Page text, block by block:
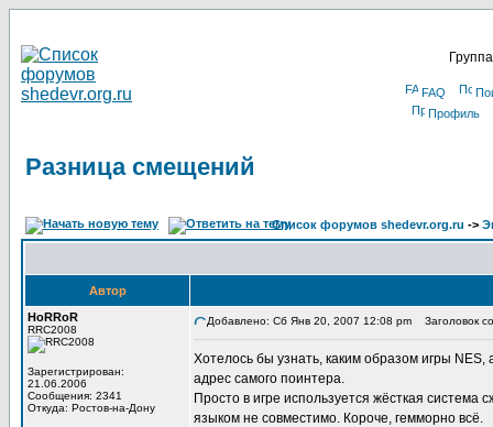
FAQ
Профиль
Разница смещений
Список форумов shedevr.org.ru ->
Автор
HoRRoR
RRC2008
Зарегистрирован:
21.06.2006
Сообщения: 2341
Откуда: Ростов-на-Дону
Добавлено: Сб Янв 20, 2007 12:08 pm Заголовок
Хотелось бы узнать, каким образом игры
адрес самого поинтера.
Просто в игре используется жёсткая система
языком не совместимо. Короче, гемморно всё.